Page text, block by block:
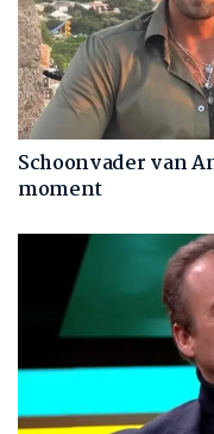
Schoonvader van
moment